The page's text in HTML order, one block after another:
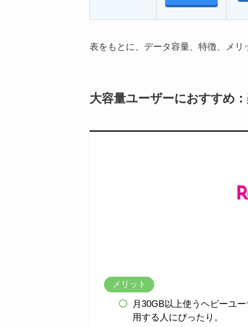
表をもとに、データ容量、特徴、メリ
大容量ユーザーにおすすめ
メリット
月30GB以上使うヘビーユ
用する人にぴったり。